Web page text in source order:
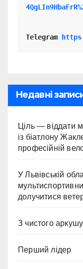
Telegram
Недавні
Ціль — віддати
із біатлону
професійній
У Львівській
долучитися
З чистого аркушу
Перший лідер